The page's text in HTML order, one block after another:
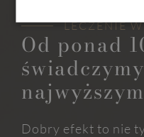
Od ponad
LECZENIE
Dobry efekt to nie